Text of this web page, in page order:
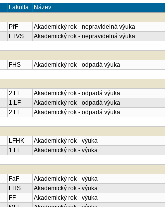
Fakulta Název
PřF Akademický rok - nepravidelná výuka
FTVS Akademický rok - nepravidelná výuka
FHS Akademický rok - odpadá výuka
2.LF Akademický rok - odpadá výuka
1.LF Akademický rok - odpadá výuka
2.LF Akademický rok - odpadá výuka
LFHK Akademický rok - výuka
1.LF Akademický rok - výuka
FaF Akademický rok - výuka
FHS Akademický rok - výuka
FF Akademický rok - výuka